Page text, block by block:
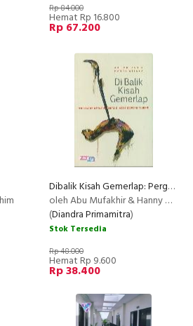
Rp 84.000
Hemat Rp 16.800
Rp 67.200
Dibalik Kisah Gemerlap: Pergulatan Gerakan Sosial Di Aceh Sesudah Tsunami
oleh Abu Mufakhir & Hanny Wijaya
(Diandra Primamitra)
Stok Tersedia
Rp 48.000
Hemat Rp 9.600
Rp 38.400